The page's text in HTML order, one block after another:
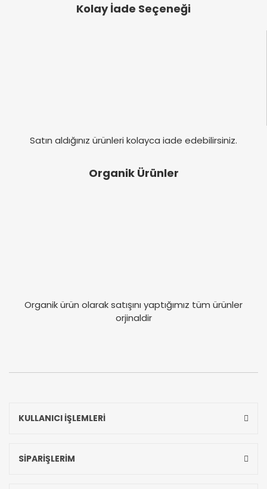
Kolay İade Seçeneği
Satın aldığınız ürünleri kolayca iade edebilirsiniz.
Organik Ürünler
Organik ürün olarak satışını yaptığımız tüm ürünler
orjinaldir
KULLANICI İŞLEMLERİ
SİPARİŞLERİM